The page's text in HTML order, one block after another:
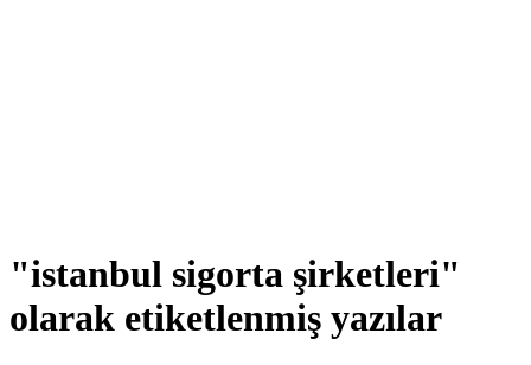
"istanbul sigorta şirketleri"
olarak etiketlenmiş yazılar